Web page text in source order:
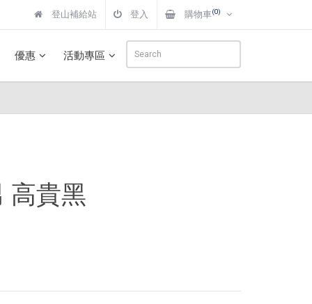
登山補給站 登入 購物車(0)
優惠 活動專區
高貴黑